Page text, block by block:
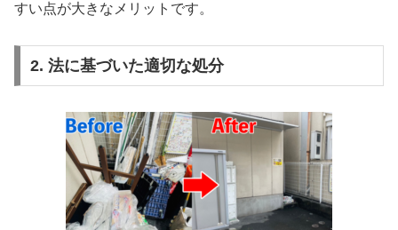
すい点が大きなメリットです。
2. 法に基づいた適切な処分